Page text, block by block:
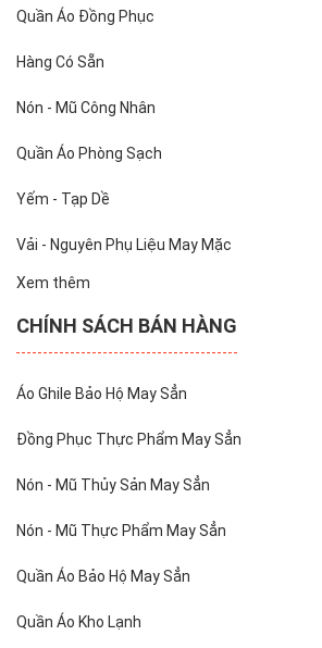
Quần Áo Đồng Phục
Hàng Có Sẵn
Nón - Mũ Công Nhân
Quần Áo Phòng Sạch
Yếm - Tạp Dề
Vải - Nguyên Phụ Liệu May Mặc
Xem thêm
CHÍNH SÁCH BÁN HÀNG
Áo Ghile Bảo Hộ May Sẳn
Đồng Phục Thực Phẩm May Sẳn
Nón - Mũ Thủy Sản May Sẳn
Nón - Mũ Thực Phẩm May Sẳn
Quần Áo Bảo Hộ May Sẳn
Quần Áo Kho Lạnh